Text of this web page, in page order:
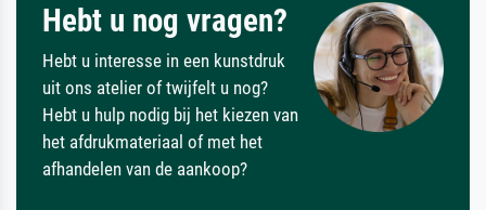
Hebt u nog vragen?
Hebt u interesse in een kunstdruk
uit ons atelier of twijfelt u nog?
Hebt u hulp nodig bij het kiezen van
het afdrukmateriaal of met het
afhandelen van de aankoop?